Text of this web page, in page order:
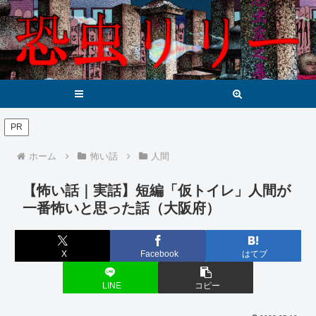
PR
ホーム 怖い話 人間
【怖い話｜実話】短編「仮トイレ」人間が
一番怖いと思った話（大阪府）
X Facebook はてブ
LINE コピー